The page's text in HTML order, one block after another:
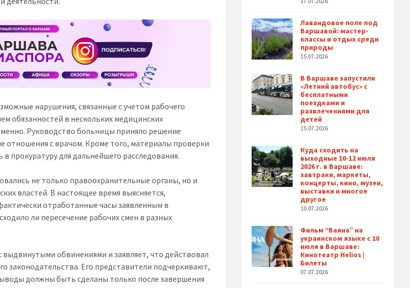
нарушения, связанные с учетом рабочего
обязанностей в нескольких медицинских
Руководство больницы приняло решение
отношения с врачом. Кроме того, материалы проверки
в прокуратуру для дальнейшего расследования.
не только правоохранительные органы, но и
властей. В настоящее время выясняется,
отработанные часы заявленным в
ли пересечение рабочих смен в разных
выдвинутыми обвинениями и заявляет, что действовал
законодательства. Его представители подчеркивают,
должны быть сделаны только после завершения
Лавандовое поле под
Варшавой: мастер-
классы и отдых среди
природы
15.07.2026
В Варшаве запустили
«Летний автобус» с
бесплатными
поездками и
развлечениями для
детей
15.07.2026
Куда сходить на
выходные 10-12 июля
2026 г. в Варшаве:
завтраки, маркеты,
концерты, кино, музеи,
выставки и многое
другое
10.07.2026
Фильм “Ваяна” на
украинском языке с 10
июля в Варшаве:
Кинотеатр Helios |
Билеты
07.07.2026